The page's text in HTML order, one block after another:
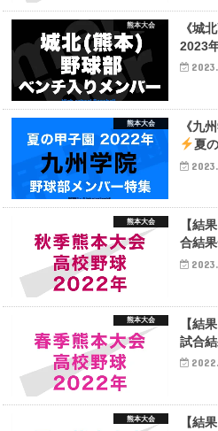
熊本大会
《城
2023
熊本大会
《九
夏
熊本大会 【結
合結
熊本大会 【結
試合
熊本大会 【結